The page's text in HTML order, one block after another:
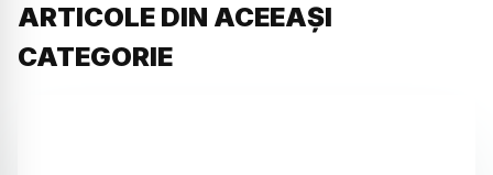
ARTICOLE DIN ACEEAȘI
CATEGORIE